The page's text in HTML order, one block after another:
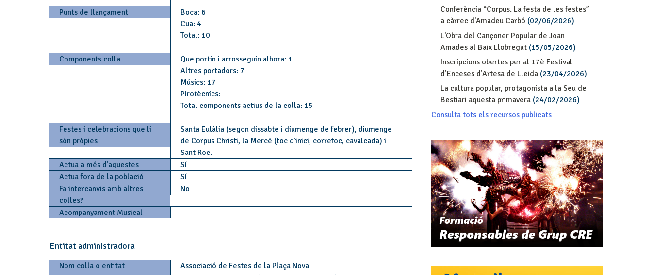
Punts de llançament
Boca: 6
Cua: 4
Total: 10
Components colla
Que portin i arrosseguin alhora: 1
Altres portadors: 7
Músics: 17
Pirotècnics:
Total components actius de la colla: 15
Festes i celebracions que li
són pròpies
Santa Eulàlia (segon dissabte i diumenge de febrer), diumenge
de Corpus Christi, la Mercè (toc d'inici, correfoc, cavalcada) i
Sant Roc.
Actua a més d'aquestes
Sí
Actua fora de la població
Sí
Fa intercanvis amb altres
colles?
No
Acompanyament Musical
Entitat administradora
Nom colla o entitat
Associació de Festes de la Plaça Nova
Conferència “Corpus. La festa de les festes”
a càrrec d'Amadeu Carbó (02/06/2026)
L'Obra del Cançoner Popular de Joan
Amades al Baix Llobregat(15/05/2026)
Inscripcions obertes per al 17è Festival
d’Enceses d’Artesa de Lleida(23/04/2026)
La cultura popular, protagonista a la Seu de
Bestiari aquesta primavera(24/02/2026)
Consulta tots els recursos publicats